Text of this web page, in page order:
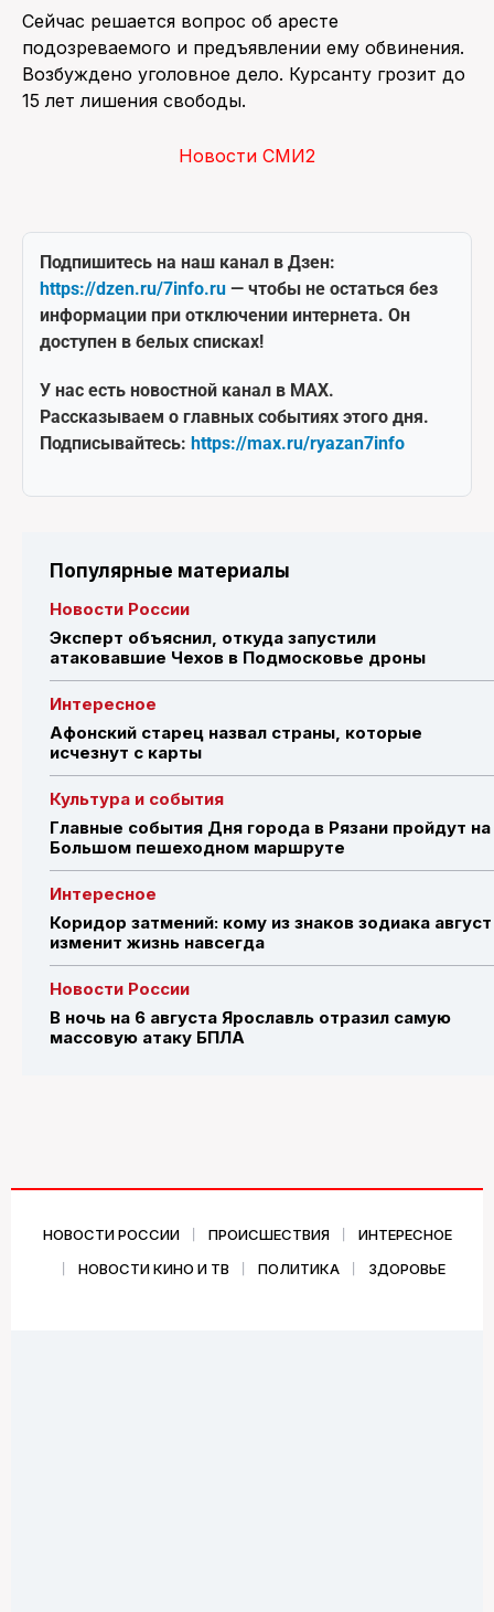
Сейчас решается вопрос об аресте
подозреваемого и предъявлении ему обвинения.
Возбуждено уголовное дело. Курсанту грозит до
15 лет лишения свободы.
Новости СМИ2
Подпишитесь на наш канал в Дзен:
https://dzen.ru/7info.ru — чтобы не остаться без
информации при отключении интернета. Он
доступен в белых списках!
У нас есть новостной канал в MAX.
Рассказываем о главных событиях этого дня.
Подписывайтесь: https://max.ru/ryazan7info
Популярные материалы
Новости России
Эксперт объяснил, откуда запустили
атаковавшие Чехов в Подмосковье дроны
Интересное
Афонский старец назвал страны, которые
исчезнут с карты
Культура и события
Главные события Дня города в Рязани пройдут на
Большом пешеходном маршруте
Интересное
Коридор затмений: кому из знаков зодиака август
изменит жизнь навсегда
Новости России
В ночь на 6 августа Ярославль отразил самую
массовую атаку БПЛА
НОВОСТИ РОССИИ ПРОИСШЕСТВИЯ
ИНТЕРЕСНОЕ
НОВОСТИ КИНО И ТВ
ПОЛИТИКА ЗДОРОВЬЕ